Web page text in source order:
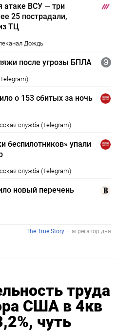
труда
США в 4кв
чуть